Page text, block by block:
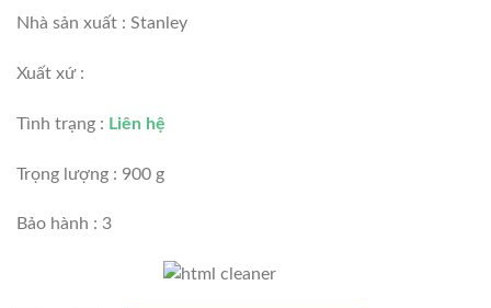
Nhà sản xuất : Stanley
Xuất xứ :
Tình trạng : Liên hệ
Trọng lượng : 900 g
Bảo hành : 3